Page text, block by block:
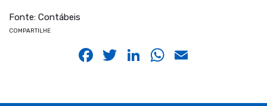
Fonte: Contábeis
COMPARTILHE
Facebook
Twitter
LinkedIn
WhatsApp